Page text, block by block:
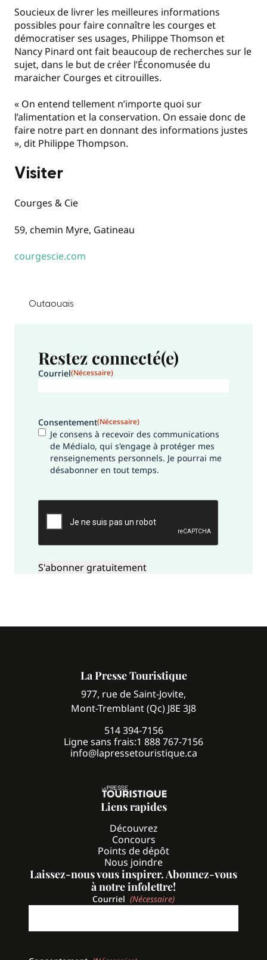
Soucieux de livrer les meilleures informations
possibles pour faire connaître les courges et
démocratiser ses usages, Philippe Thomson et
Nancy Pinard ont fait beaucoup de recherches sur le
sujet, dans le but de créer l’Économusée du
maraicher Courges et citrouilles.
« On entend tellement n’importe quoi sur
l’alimentation et la conservation. On essaie donc de
faire notre part en donnant des informations justes
», dit Philippe Thompson.
Visiter
Courges & Cie
59, chemin Myre, Gatineau
courgescie.com
Outaouais
Restez connecté(e)
Courriel(Nécessaire)
Consentement(Nécessaire)
Je consens à recevoir des communications
de Médialo, qui s'engage à protéger mes
renseignements personnels. Je pourrai me
désabonner en tout temps.
La Presse Touristique
977, rue de Saint-Jovite,
Mont-Tremblant (Qc) J8E 3J8
514 394-7156
Ligne sans frais:1 888 767-7156
info@lapressetouristique.ca
Liens rapides
Découvrez
Concours
Points de dépôt
Nous joindre
Laissez-nous vous inspirer. Abonnez-vous
à notre infolettre!
Courriel (Nécessaire)